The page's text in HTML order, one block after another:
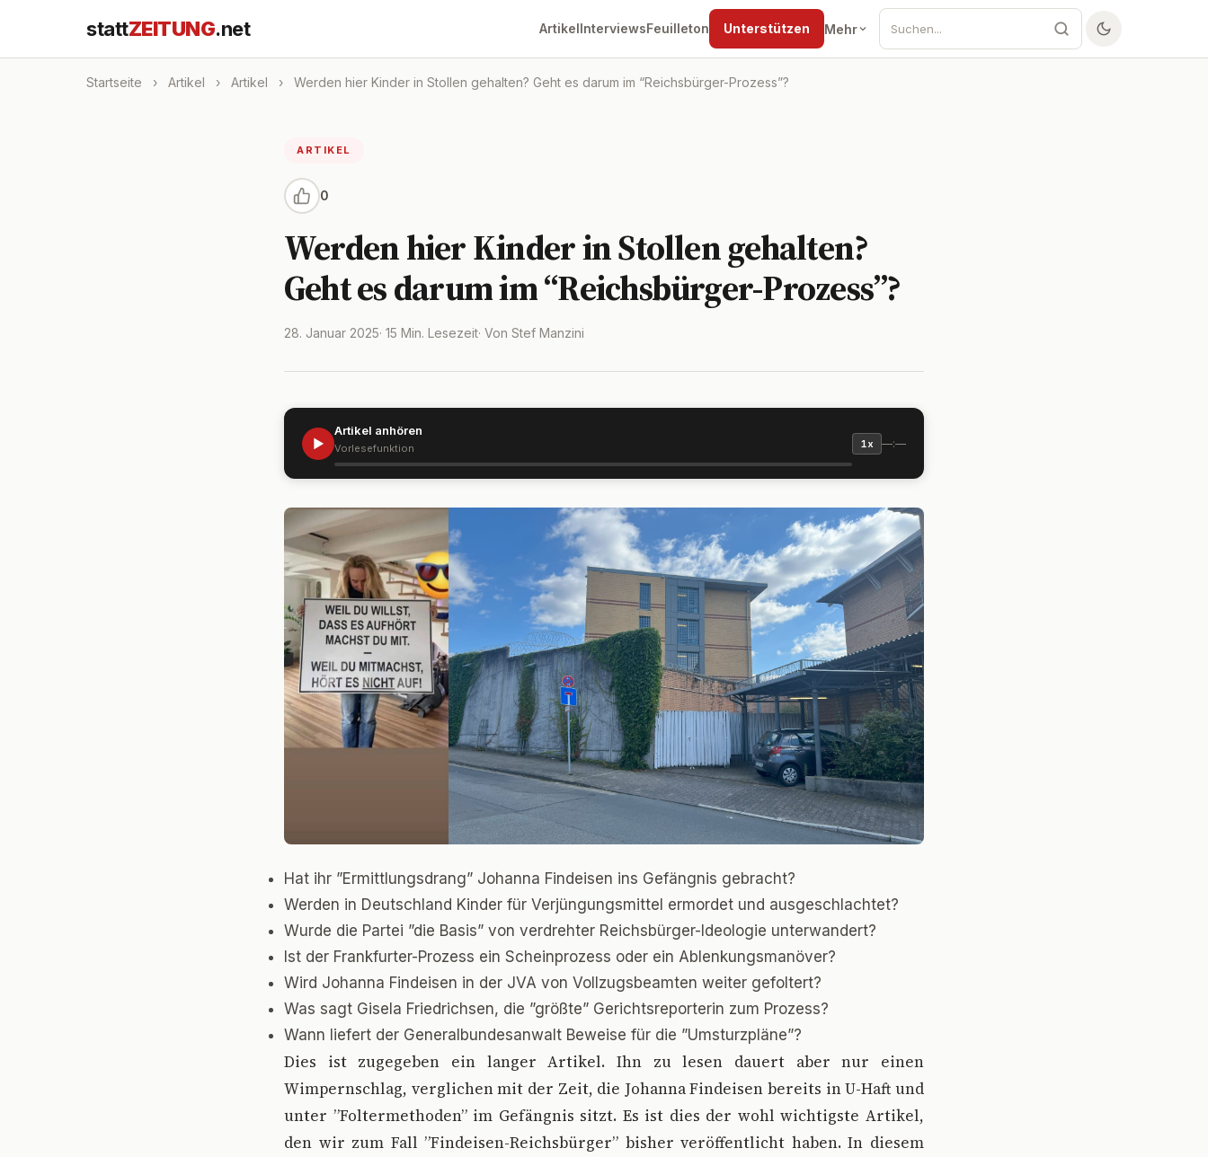
stattZEITUNG.net ArtikelInterviewsFeuilleton Unterstützen Mehr
Startseite › Artikel › Artikel › Werden hier Kinder in Stollen gehalten? Geht es darum im “Reichsbürger-Prozess”?
ARTIKEL
0
Werden hier Kinder in Stollen gehalten?
Geht es darum im “Reichsbürger-Prozess”?
28. Januar 2025· 15 Min. Lesezeit· Von Stef Manzini
▶
Artikel anhören
Vorlesefunktion 1x —:—
Hat ihr ”Ermittlungsdrang” Johanna Findeisen ins Gefängnis gebracht?
Werden in Deutschland Kinder für Verjüngungsmittel ermordet und ausgeschlachtet?
Wurde die Partei ”die Basis” von verdrehter Reichsbürger-Ideologie unterwandert?
Ist der Frankfurter-Prozess ein Scheinprozess oder ein Ablenkungsmanöver?
Wird Johanna Findeisen in der JVA von Vollzugsbeamten weiter gefoltert?
Was sagt Gisela Friedrichsen, die ”größte” Gerichtsreporterin zum Prozess?
Wann liefert der Generalbundesanwalt Beweise für die ”Umsturzpläne”?
Dies ist zugegeben ein langer Artikel. Ihn zu lesen dauert aber nur einen
Wimpernschlag, verglichen mit der Zeit, die Johanna Findeisen bereits in U-Haft und
unter ”Foltermethoden” im Gefängnis sitzt. Es ist dies der wohl wichtigste Artikel,
den wir zum Fall ”Findeisen-Reichsbürger” bisher veröffentlicht haben. In diesem